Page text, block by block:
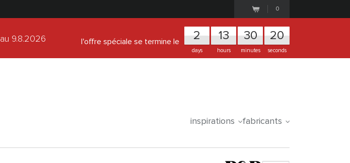
0
au 9.8.2026 l'offre spéciale se termine le 2
days
13
hours
30
minutes
20
seconds
inspirations fabricants